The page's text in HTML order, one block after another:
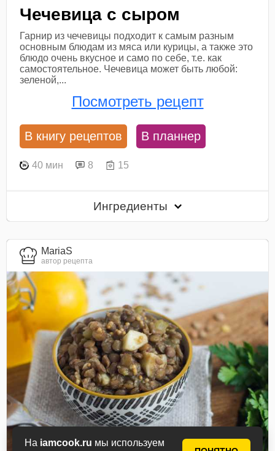
На iamcook.ru мы используем
Чечевица с сыром
Гарнир из чечевицы подходит к самым разным
основным блюдам из мяса или курицы, а также это
блюдо очень вкусное и само по себе, т.е. как
самостоятельное. Чечевица может быть любой:
зеленой,...
Посмотреть рецепт
В книгу рецептов В планнер
40 мин 8 15
Ингредиенты
MariaS
автор рецепта